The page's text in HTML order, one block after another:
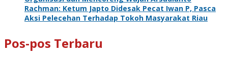
Rachman: Ketum Japto Didesak Pecat Iwan P, Pasca
Aksi Pelecehan Terhadap Tokoh Masyarakat Riau
Pos-pos Terbaru